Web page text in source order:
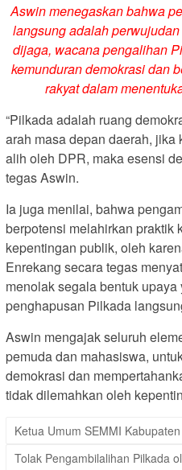
Aswin menegaskan bahwa
langsung adalah
dijaga, wacana pengalihan
kemunduran demokrasi dan
rakyat dalam
“Pilkada adalah ruang
arah masa depan daerah,
alih oleh DPR, maka esensi
tegas Aswin.
Ia juga menilai, bahwa
berpotensi melahirkan praktik
kepentingan publik, oleh
Enrekang secara tegas
menolak segala bentuk
penghapusan Pilkada
Aswin mengajak seluruh
pemuda dan mahasiswa,
demokrasi dan
tidak dilemahkan oleh
Ketua Umum SEMMI
Tolak Pengambilalihan Pilkada